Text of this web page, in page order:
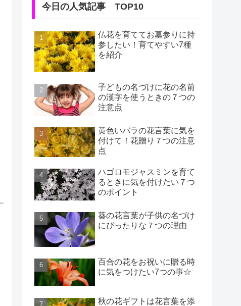
今日の人気記事 TOP10
仏花を育ててお墓参りに持
参したい！育てやすい7種
を紹介
子どもの名づけに花の名前
の漢字を使うときの７つの
注意点
黄色いバラの花言葉に気を
付けて！花贈り７つの注意
点
ハゴロモジャスミンを育て
るときに気を付けたい７つ
のポイント
葵の花言葉が子供の名づけ
にぴったりな７つの理由
百合の花をお祝いに贈る時
に気をつけたい7つの事☆
秋の花ギフトは花言葉を添